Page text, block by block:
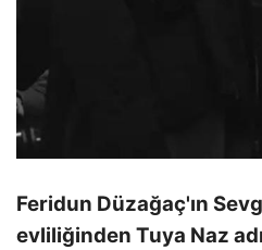
Feridun Düzağaç'ın
evliliğinden Tuya Naz